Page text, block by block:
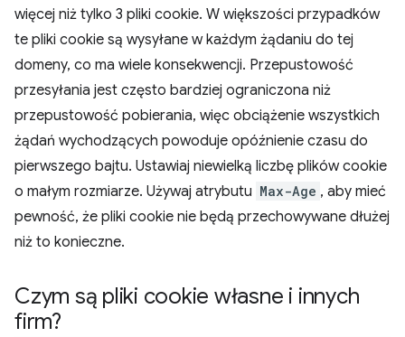
więcej niż tylko 3 pliki cookie. W większości przypadków
te pliki cookie są wysyłane w każdym żądaniu do tej
domeny, co ma wiele konsekwencji. Przepustowość
przesyłania jest często bardziej ograniczona niż
przepustowość pobierania, więc obciążenie wszystkich
żądań wychodzących powoduje opóźnienie czasu do
pierwszego bajtu. Ustawiaj niewielką liczbę plików cookie
o małym rozmiarze. Używaj atrybutu Max-Age , aby mieć
pewność, że pliki cookie nie będą przechowywane dłużej
niż to konieczne.
Czym są pliki cookie własne i innych
firm?